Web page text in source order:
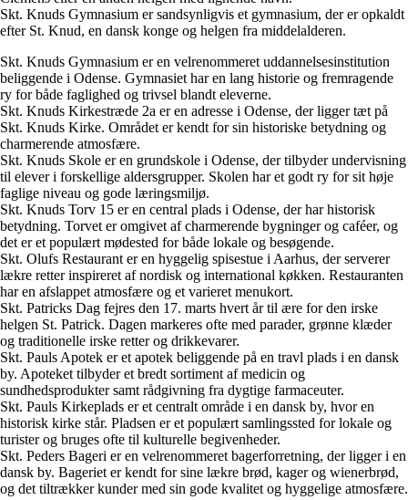
Skt. Knuds Gymnasium er sandsynligvis et gymnasium, der er opkaldt
efter St. Knud, en dansk konge og helgen fra middelalderen.
Skt. Knuds Gymnasium er en velrenommeret uddannelsesinstitution
beliggende i Odense. Gymnasiet har en lang historie og fremragende
ry for både faglighed og trivsel blandt eleverne.
Skt. Knuds Kirkestræde 2a er en adresse i Odense, der ligger tæt på
Skt. Knuds Kirke. Området er kendt for sin historiske betydning og
charmerende atmosfære.
Skt. Knuds Skole er en grundskole i Odense, der tilbyder undervisning
til elever i forskellige aldersgrupper. Skolen har et godt ry for sit høje
faglige niveau og gode læringsmiljø.
Skt. Knuds Torv 15 er en central plads i Odense, der har historisk
betydning. Torvet er omgivet af charmerende bygninger og caféer, og
det er et populært mødested for både lokale og besøgende.
Skt. Olufs Restaurant er en hyggelig spisestue i Aarhus, der serverer
lækre retter inspireret af nordisk og international køkken. Restauranten
har en afslappet atmosfære og et varieret menukort.
Skt. Patricks Dag fejres den 17. marts hvert år til ære for den irske
helgen St. Patrick. Dagen markeres ofte med parader, grønne klæder
og traditionelle irske retter og drikkevarer.
Skt. Pauls Apotek er et apotek beliggende på en travl plads i en dansk
by. Apoteket tilbyder et bredt sortiment af medicin og
sundhedsprodukter samt rådgivning fra dygtige farmaceuter.
Skt. Pauls Kirkeplads er et centralt område i en dansk by, hvor en
historisk kirke står. Pladsen er et populært samlingssted for lokale og
turister og bruges ofte til kulturelle begivenheder.
Skt. Peders Bageri er en velrenommeret bagerforretning, der ligger i en
dansk by. Bageriet er kendt for sine lækre brød, kager og wienerbrød,
og det tiltrækker kunder med sin gode kvalitet og hyggelige atmosfære.